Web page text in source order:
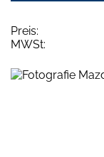
Preis:
MWSt: